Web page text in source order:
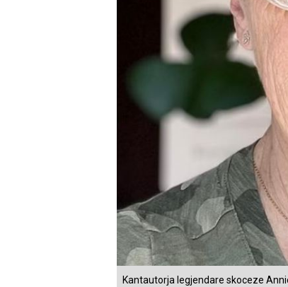
Kantautorja legjendare skoceze